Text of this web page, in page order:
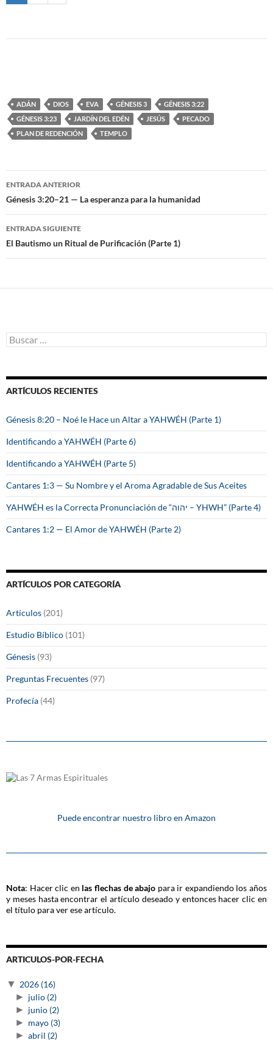
ADÁN DIOS EVA GÉNESIS 3
GÉNESIS 3:22
GÉNESIS 3:23
JARDÍN DEL EDÉN JESÚS
PECADO
PLAN DE REDENCIÓN
TEMPLO
Navegación
de
entradas
ENTRADA ANTERIOR
Génesis 3:20–21 — La esperanza para la humanidad
ENTRADA SIGUIENTE
El Bautismo un Ritual de Purificación (Parte 1)
B
u
a
r
ARTÍCULOS RECIENTES
Génesis 8:20 – Noé le Hace un Altar a YAHWÉH (Parte 1)
Identificando a YAHWÉH (Parte 6)
Identificando a YAHWÉH (Parte 5)
Cantares 1:3 — Su Nombre y el Aroma Agradable de Sus Aceites
YAHWÉH es la Correcta Pronunciación de “יהוה – YHWH” (Parte 4)
Cantares 1:2 — El Amor de YAHWÉH (Parte 2)
ARTÍCULOS POR CATEGORÍA
Artículos (201)
Estudio Bíblico (101)
Génesis (93)
Preguntas Frecuentes (97)
Profecía (44)
Puede encontrar nuestro libro en Amazon
Nota: Hacer clic en las flechas de abajo para ir expandiendo los años
y meses hasta encontrar el artículo deseado y entonces hacer clic en
el título para ver ese artículo.
ARTICULOS-POR-FECHA
▼ 2026 (16)
► julio (2)
► junio (2)
► mayo (3)
► abril (2)